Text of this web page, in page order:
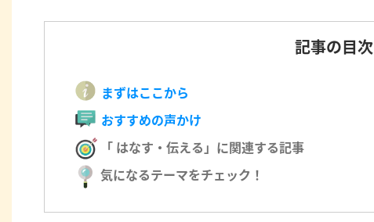
記事の目次
まずはここから
おすすめの声かけ
「 はなす・伝える」に関連する記事
気になるテーマをチェック！